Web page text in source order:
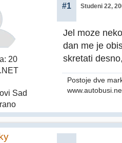
20
Sad
#1 Studeni 22,
Jel moze
dan me je
skretati
Postoje dve